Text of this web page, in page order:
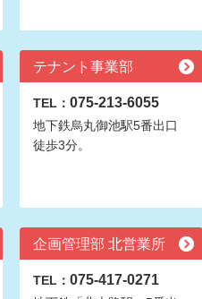
テナント事業部
TEL： 075-213-6055
地下鉄烏丸御池駅5番出口
徒歩3分。
企画管理部 北営業所
TEL： 075-417-0271